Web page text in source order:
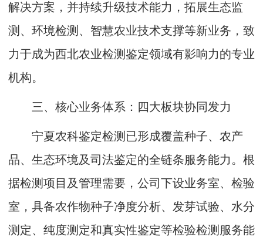
解决方案，并持续升级技术能力，拓展生态监
测、环境检测、智慧农业技术支撑等新业务，致
力于成为西北农业检测鉴定领域有影响力的专业
机构。
三、核心业务体系：四大板块协同发力
宁夏农科鉴定检测已形成覆盖种子、农产
品、生态环境及司法鉴定的全链条服务能力。根
据检测项目及管理需要，公司下设业务室、检验
室，具备农作物种子净度分析、发芽试验、水分
测定、纯度测定和真实性鉴定等检验检测服务能